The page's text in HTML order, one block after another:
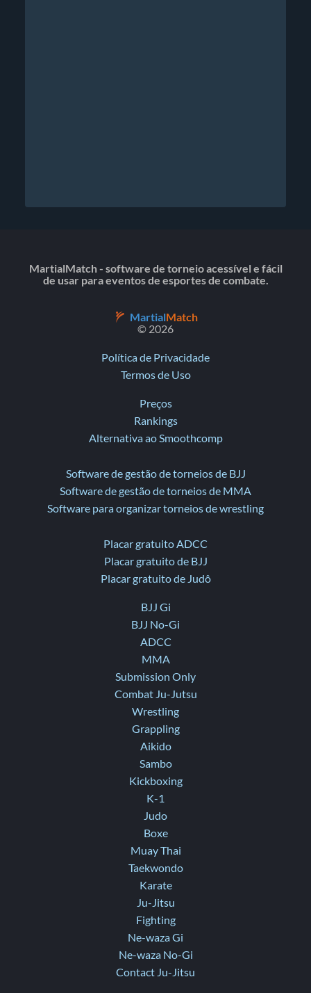
MartialMatch - software de torneio acessível e fácil
de usar para eventos de esportes de combate.
MartialMatch
© 2026
Política de Privacidade
Termos de Uso
Preços
Rankings
Alternativa ao Smoothcomp
Software de gestão de torneios de BJJ
Software de gestão de torneios de MMA
Software para organizar torneios de wrestling
Placar gratuito ADCC
Placar gratuito de BJJ
Placar gratuito de Judô
BJJ Gi
BJJ No-Gi
ADCC
MMA
Submission Only
Combat Ju-Jutsu
Wrestling
Grappling
Aikido
Sambo
Kickboxing
K-1
Judo
Boxe
Muay Thai
Taekwondo
Karate
Ju-Jitsu
Fighting
Ne-waza Gi
Ne-waza No-Gi
Contact Ju-Jitsu